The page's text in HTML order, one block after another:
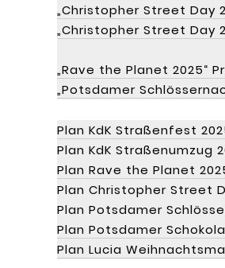
„Christopher Street Day
„Christopher Street Day
„Rave the Planet 2025“
„Potsdamer
Plan KdK Straßenfest
Plan KdK Straßenumzug
Plan Rave the Planet
Plan Christopher Street
Plan Potsdamer
Plan Potsdamer
Plan Lucia